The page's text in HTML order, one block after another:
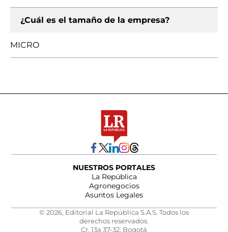
¿Cuál es el tamaño de la empresa?
MICRO
NUESTROS PORTALES
La República
Agronegocios
Asuntos Legales
© 2026, Editorial La República S.A.S. Todos los
derechos reservados.
Cr. 13a 37-32, Bogotá